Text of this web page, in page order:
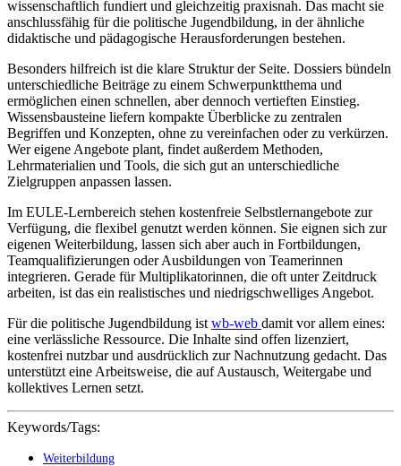
wissenschaftlich fundiert und gleichzeitig praxisnah. Das macht sie
anschlussfähig für die politische Jugendbildung, in der ähnliche
didaktische und pädagogische Herausforderungen bestehen.
Besonders hilfreich ist die klare Struktur der Seite. Dossiers bündeln
unterschiedliche Beiträge zu einem Schwerpunktthema und
ermöglichen einen schnellen, aber dennoch vertieften Einstieg.
Wissensbausteine liefern kompakte Überblicke zu zentralen
Begriffen und Konzepten, ohne zu vereinfachen oder zu verkürzen.
Wer eigene Angebote plant, findet außerdem Methoden,
Lehrmaterialien und Tools, die sich gut an unterschiedliche
Zielgruppen anpassen lassen.
Im EULE-Lernbereich stehen kostenfreie Selbstlernangebote zur
Verfügung, die flexibel genutzt werden können. Sie eignen sich zur
eigenen Weiterbildung, lassen sich aber auch in Fortbildungen,
Teamqualifizierungen oder Ausbildungen von Teamerinnen
integrieren. Gerade für Multiplikatorinnen, die oft unter Zeitdruck
arbeiten, ist das ein realistisches und niedrigschwelliges Angebot.
Für die politische Jugendbildung ist wb-web damit vor allem eines:
eine verlässliche Ressource. Die Inhalte sind offen lizenziert,
kostenfrei nutzbar und ausdrücklich zur Nachnutzung gedacht. Das
unterstützt eine Arbeitsweise, die auf Austausch, Weitergabe und
kollektives Lernen setzt.
Keywords/Tags:
Weiterbildung